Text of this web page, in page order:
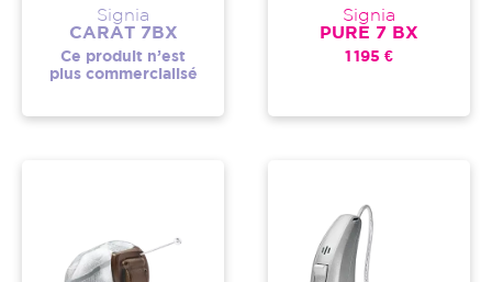
Signia
CARAT 7BX
Ce produit n’est
plus commercialisé
Signia
PURE 7 BX
1 195 €